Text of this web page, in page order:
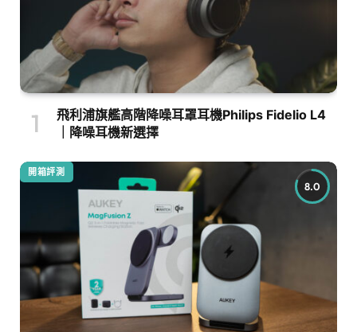
飛利浦旗艦高階降噪耳罩耳機Philips Fidelio L4
｜降噪耳機新選擇
8.0
開箱評測